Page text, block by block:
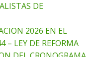
DE
2026 EN EL
– LEY DE REFORMA